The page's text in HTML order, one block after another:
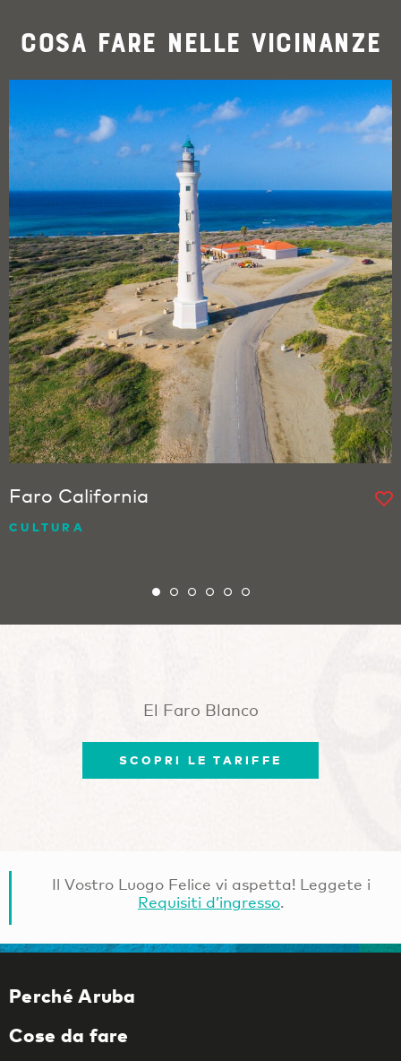
Cosa fare nelle vicinanze
Faro California
CULTURA
El Faro Blanco
SCOPRI LE TARIFFE
Il Vostro Luogo Felice vi aspetta! Leggete i
Requisiti d’ingresso.
Perché Aruba
Cose da fare